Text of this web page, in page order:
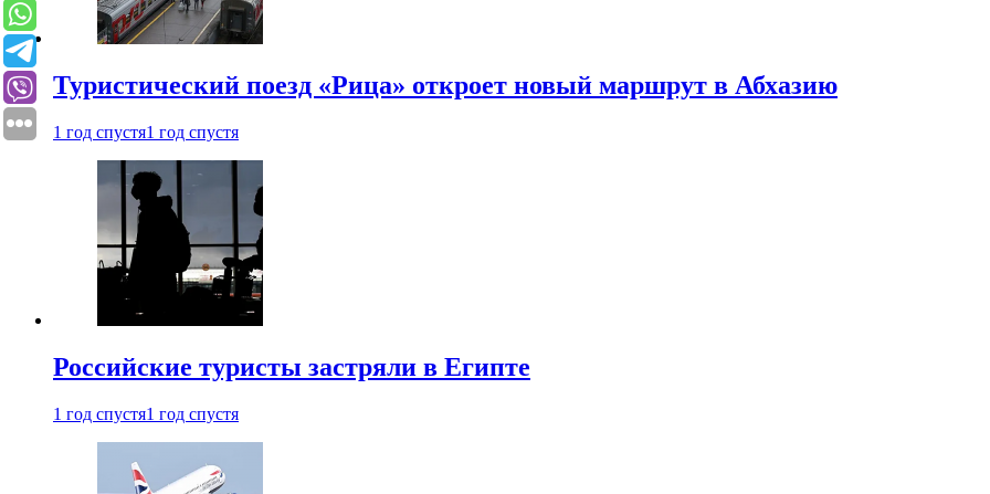
Туристический поезд «Рица» откроет новый маршрут в Абхазию
1 год спустя1 год спустя
Российские туристы застряли в Египте
1 год спустя1 год спустя